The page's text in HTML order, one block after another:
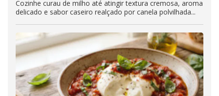
Cozinhe curau de milho até atingir textura cremosa, aroma
delicado e sabor caseiro realçado por canela polvilhada...